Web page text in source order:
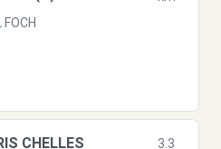
CHELLES
3.3